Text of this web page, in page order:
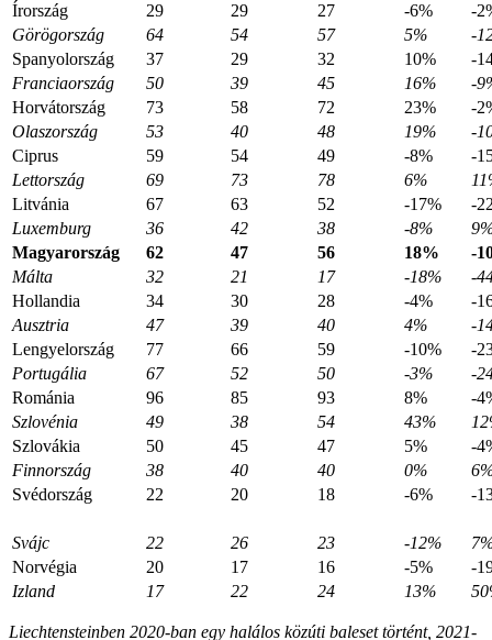
Írország
29 29 27 -6%
-
Görögország
64 54 57 5%
-
Spanyolország
37 29 32 10%
-
Franciaország
50 39 45 16%
-
Horvátország
73 58 72 23%
-
Olaszország
53 40 48 19%
-
Ciprus
59 54 49 -8%
-
Lettország
69 73 78 6%
Litvánia
67 63 52 -17%
-
Luxemburg
36 42 38 -8%
Magyarország
62 47 56 18%
-
Málta
32 21 17 -18%
-
Hollandia
34 30 28 -4%
-
Ausztria
47 39 40 4%
-
Lengyelország
77 66 59 -10%
-
Portugália
67 52 50 -3%
-
Románia
96 85 93 8%
-
Szlovénia
49 38 54 43%
Szlovákia
50 45 47 5%
-
Finnország
38 40 40 0%
Svédország
22 20 18 -6% -
Svájc 22 26 23 -12%
Norvégia
20 17 16 -5%
-
Izland
17 22 24 13%
Liechtensteinben 2020-ban egy halálos közúti baleset történt, 2021-